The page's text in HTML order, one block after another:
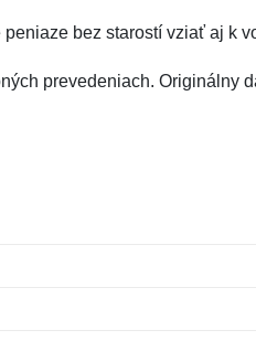
bez starostí vziať aj k
prevedeniach. Originálny